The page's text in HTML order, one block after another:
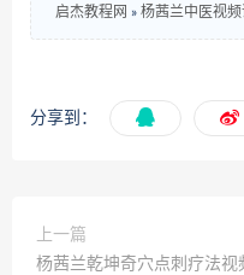
启杰教程网 » 杨茜兰中医视
分享到：
上一篇
杨茜兰乾坤奇穴点刺疗法视